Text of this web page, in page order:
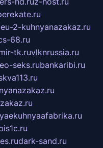
2-kuhnyanazakaz.ru
68.ru
tk.ruvlknrussia.ru
seks.rubankaribi.ru
dark-sand.ru